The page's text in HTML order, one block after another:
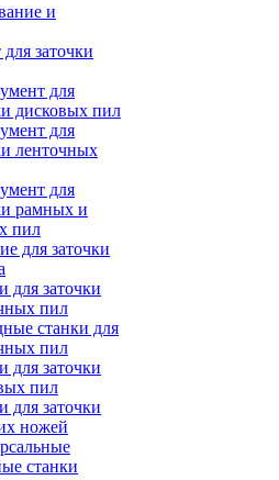
и
заточки
для
дисковых пил
для
ленточных
для
рамных и
пил
для заточки
для заточки
пил
станки для
пил
для заточки
пил
для заточки
ножей
станки